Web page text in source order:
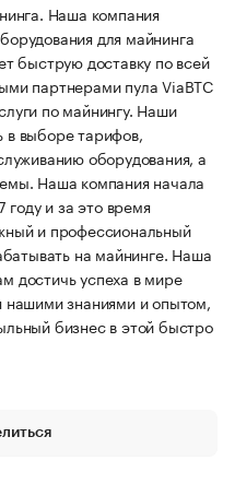
Наша компания
для майнинга
быструю доставку по всей
партнерами пула ViaBTC
по майнингу. Наши
выборе тарифов,
оборудования, а
Наша компания начала
году и за это время
и профессиональный
на майнинге. Наша
достичь успеха в мире
нашими знаниями и опытом,
бизнес в этой быстро